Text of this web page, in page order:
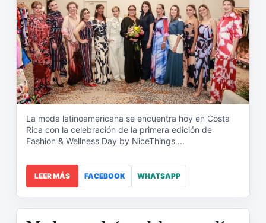
La moda latinoamericana se encuentra hoy en Costa
Rica con la celebración de la primera edición de
Fashion & Wellness Day by NiceThings ...
LEER MÁS FACEBOOK WHATSAPP